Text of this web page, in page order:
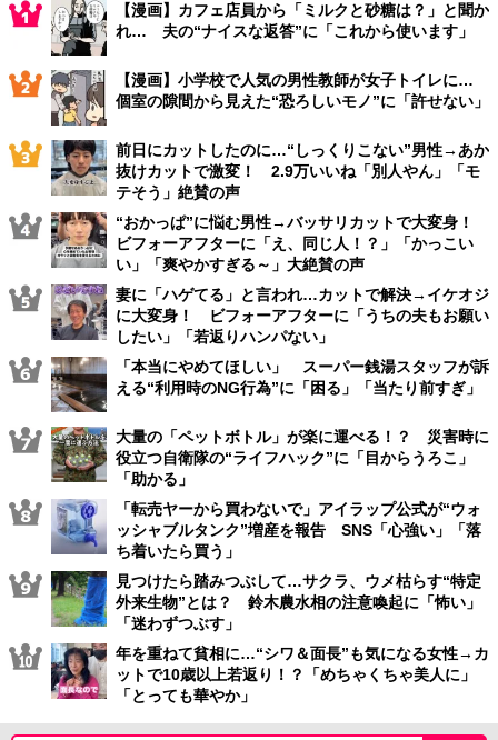
【漫画】カフェ店員から「ミルクと砂糖は？」と聞か
れ… 夫の“ナイスな返答”に「これから使います」
【漫画】小学校で人気の男性教師が女子トイレに…
個室の隙間から見えた“恐ろしいモノ”に「許せない」
前日にカットしたのに…“しっくりこない”男性→あか
抜けカットで激変！ 2.9万いいね「別人やん」「モ
テそう」絶賛の声
“おかっぱ”に悩む男性→バッサリカットで大変身！
ビフォーアフターに「え、同じ人！？」「かっこい
い」「爽やかすぎる～」大絶賛の声
妻に「ハゲてる」と言われ…カットで解決→イケオジ
に大変身！ ビフォーアフターに「うちの夫もお願い
したい」「若返りハンパない」
「本当にやめてほしい」 スーパー銭湯スタッフが訴
える“利用時のNG行為”に「困る」「当たり前すぎ」
大量の「ペットボトル」が楽に運べる！？ 災害時に
役立つ自衛隊の“ライフハック”に「目からうろこ」
「助かる」
「転売ヤーから買わないで」アイラップ公式が“ウォ
ッシャブルタンク”増産を報告 SNS「心強い」「落
ち着いたら買う」
見つけたら踏みつぶして…サクラ、ウメ枯らす“特定
外来生物”とは？ 鈴木農水相の注意喚起に「怖い」
「迷わずつぶす」
年を重ねて貧相に…“シワ＆面長”も気になる女性→カ
ットで10歳以上若返り！？「めちゃくちゃ美人に」
「とっても華やか」